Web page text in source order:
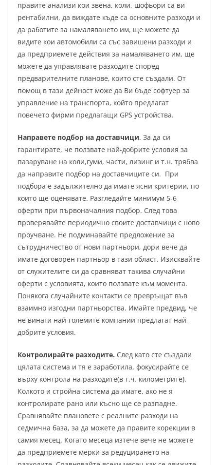
правите анализи кои звена, коли, шофьори са ви
рентабилни, да виждате къде са основните разходи и
да работите за намаляването им, ще можете да
видите кои автомобили са със завишени разходи и
да предприемете действия за намаляването им, ще
можете да управлявате разходите според
предварителните планове, които сте създали. От
помощ в тази дейност може да Ви бъде софтуер за
управление на транспорта, който предлагат
повечето фирми предлагащи GPS устройства.
Направете подбор на доставчици. За да си
гарантирате, че ползвате най-добрите условия за
пазаруване на коли,гуми, части, лизинг и т.н. трябва
да направите подбор на доставчиците си. При
подбора е задължително да имате ясни критерии, по
които ще оценявате. Разгледайте минимум 5-6
оферти при първоначалния подбор. След това
проверявайте периодично своите доставчици с ново
проучване. Не подминавайте предложение за
сътрудничество от нови партньори, дори вече да
имате договорен партньор в тази област. Изисквайте
от служителите си да сравняват такива случайни
оферти с условията, които ползвате към момента.
Понякога случайните контакти се превръщат във
взаимно изгодни партньорства. Имайте предвид, че
не винаги най-големите компании предлагат най-
добрите условия.
Контролирайте разходите. След като сте създали
цялата система и тя е заработила, фокусирайте се
върху контрола на разходите(в т.ч. километрите).
Колкото и стройна система да имате, ако не я
контролирате рано или късно ще се разпадне.
Сравнявайте плановете с реалните разходи на
седмична база, за да можете да правите корекции в
самия месец. Когато месеца изтече вече не можете
да предприемете мерки за редуцирането на